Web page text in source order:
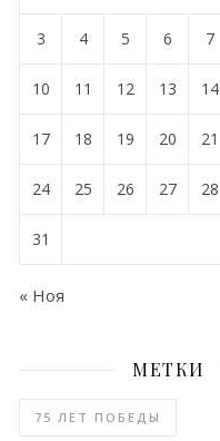
3 4 5 6 7
10 11 12 13 14
17 18 19 20 21
24 25 26 27 28
31
« Ноя
МЕТКИ
75 ЛЕТ ПОБЕДЫ